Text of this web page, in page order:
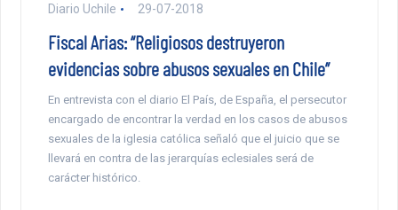
Diario Uchile 29-07-2018
Fiscal Arias: “Religiosos destruyeron
evidencias sobre abusos sexuales en Chile”
En entrevista con el diario El País, de España, el persecutor
encargado de encontrar la verdad en los casos de abusos
sexuales de la iglesia católica señaló que el juicio que se
llevará en contra de las jerarquías eclesiales será de
carácter histórico.